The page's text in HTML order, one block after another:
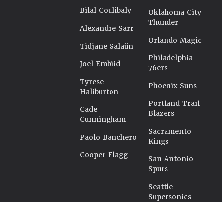
Bilal Coulibaly
Alexandre Sarr
Tidjane Salaün
Joel Embiid
Tyrese
Haliburton
Cade
Cunningham
Paolo Banchero
Cooper Flagg
Oklahoma City
Thunder
Orlando Magic
Philadelphia
76ers
Phoenix Suns
Portland Trail
Blazers
Sacramento
Kings
San Antonio
Spurs
Seattle
Supersonics